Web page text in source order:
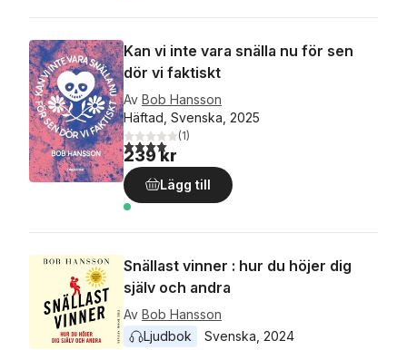
Kan vi inte vara snälla nu för sen
dör vi faktiskt
Av Bob Hansson
Häftad, Svenska, 2025
4,0utav 5 stjärnor. Totalt antal röster:
(1)
239 kr
Lägg till
Snällast vinner : hur du höjer dig
själv och andra
Av Bob Hansson
Ljudbok
Svenska 2024